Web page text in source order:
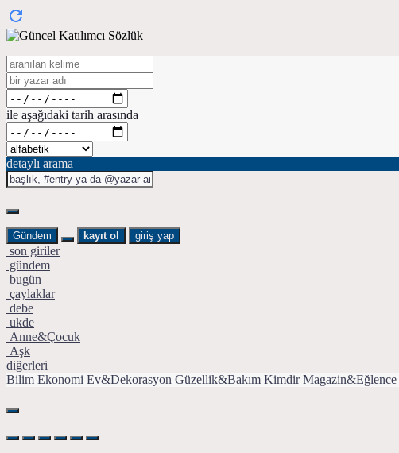
ile aşağıdaki tarih arasında
detaylı arama
Gündem kayıt ol giriş yap
son giriler
gündem
bugün
çaylaklar
debe
ukde
Anne&Çocuk
Aşk
diğerleri
Bilim Ekonomi Ev&Dekorasyon Güzellik&Bakım Kimdir Magazin&Eğlence